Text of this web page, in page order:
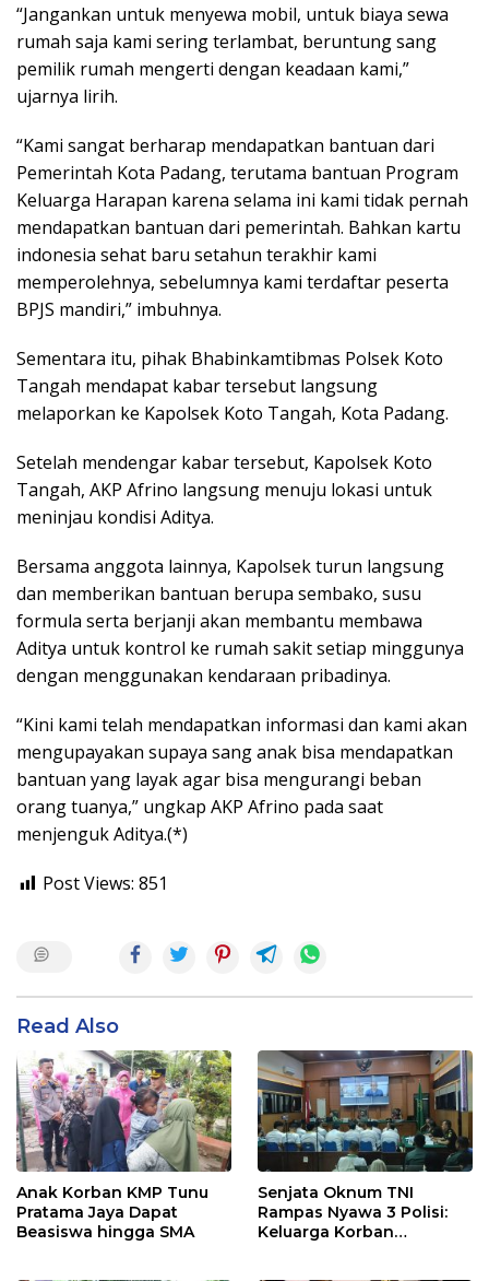
“Jangankan untuk menyewa mobil, untuk biaya sewa
rumah saja kami sering terlambat, beruntung sang
pemilik rumah mengerti dengan keadaan kami,”
ujarnya lirih.
“Kami sangat berharap mendapatkan bantuan dari
Pemerintah Kota Padang, terutama bantuan Program
Keluarga Harapan karena selama ini kami tidak pernah
mendapatkan bantuan dari pemerintah. Bahkan kartu
indonesia sehat baru setahun terakhir kami
memperolehnya, sebelumnya kami terdaftar peserta
BPJS mandiri,” imbuhnya.
Sementara itu, pihak Bhabinkamtibmas Polsek Koto
Tangah mendapat kabar tersebut langsung
melaporkan ke Kapolsek Koto Tangah, Kota Padang.
Setelah mendengar kabar tersebut, Kapolsek Koto
Tangah, AKP Afrino langsung menuju lokasi untuk
meninjau kondisi Aditya.
Bersama anggota lainnya, Kapolsek turun langsung
dan memberikan bantuan berupa sembako, susu
formula serta berjanji akan membantu membawa
Aditya untuk kontrol ke rumah sakit setiap minggunya
dengan menggunakan kendaraan pribadinya.
“Kini kami telah mendapatkan informasi dan kami akan
mengupayakan supaya sang anak bisa mendapatkan
bantuan yang layak agar bisa mengurangi beban
orang tuanya,” ungkap AKP Afrino pada saat
menjenguk Aditya.(*)
Post Views: 851
Read Also
Anak Korban KMP Tunu
Pratama Jaya Dapat
Beasiswa hingga SMA
Senjata Oknum TNI
Rampas Nyawa 3 Polisi:
Keluarga Korban